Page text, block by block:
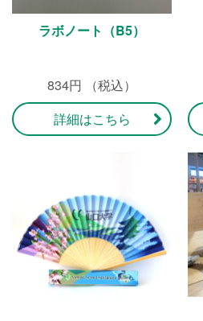
ラボノート（B5）
834円 （税込）
詳細はこちら